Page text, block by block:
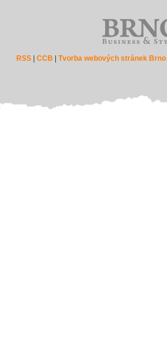
RSS |CCB |Tvorba webových stránek Brno